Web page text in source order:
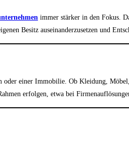
immer stärker in den Fokus.
Besitz auseinanderzusetzen und
einer Immobilie. Ob Kleidung,
erfolgen, etwa bei